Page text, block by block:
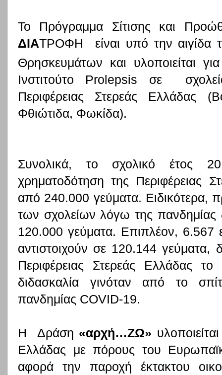
Το Πρόγραμμα Σίτισης και
ΔΙΑΤΡΟΦΗ
είναι υπό την αιγίδα
Θρησκευμάτων και υλοποιείται
Ινστιτούτο Prolepsis σε
Περιφέρειας Στερεάς Ελλάδας
Φθιώτιδα, Φωκίδα).
Συνολικά, το σχολικό έτος
χρηματοδότηση της Περιφέρειας
από 240.000 γεύματα. Ειδικότερα,
των σχολείων λόγω της πανδημίας
120.000 γεύματα. Επιπλέον, 6.567
αντιστοιχούν σε 120.144 γεύματα,
Περιφέρειας Στερεάς Ελλάδας
διδασκαλία γινόταν από το
πανδημίας COVID-19.
Η Δράση «αρχή…ΖΩ»
Ελλάδας με πόρους του
αφορά την παροχή έκτακτου